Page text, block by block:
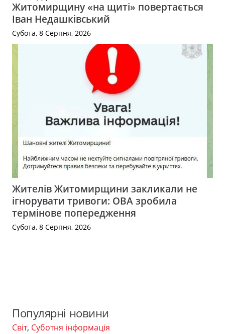
Житомирщину «на щиті» повертається
Іван Недашківський
Субота, 8 Серпня, 2026
Жителів Житомирщини закликали не
ігнорувати тривоги: ОВА зробила
термінове попередження
Субота, 8 Серпня, 2026
Популярні новини
Світ, Суботня інформація